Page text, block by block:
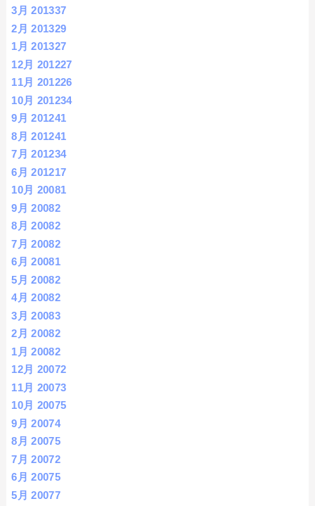
3月 201337
2月 201329
1月 201327
12月 201227
11月 201226
10月 201234
9月 201241
8月 201241
7月 201234
6月 201217
10月 20081
9月 20082
8月 20082
7月 20082
6月 20081
5月 20082
4月 20082
3月 20083
2月 20082
1月 20082
12月 20072
11月 20073
10月 20075
9月 20074
8月 20075
7月 20072
6月 20075
5月 20077